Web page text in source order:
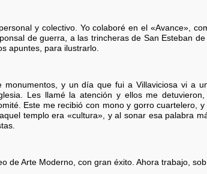
y colectivo. Yo colaboré en el «Avance»,
de guerra, a las trincheras de San Esteban
apuntes, para ilustrarlo.
y un día que fui a Villaviciosa vi a
Les llamé la atención y ellos me
Este me recibió con mono y gorro cuartelero,
templo era «cultura», y al sonar esa palabra
de Arte Moderno, con gran éxito. Ahora trabajo,